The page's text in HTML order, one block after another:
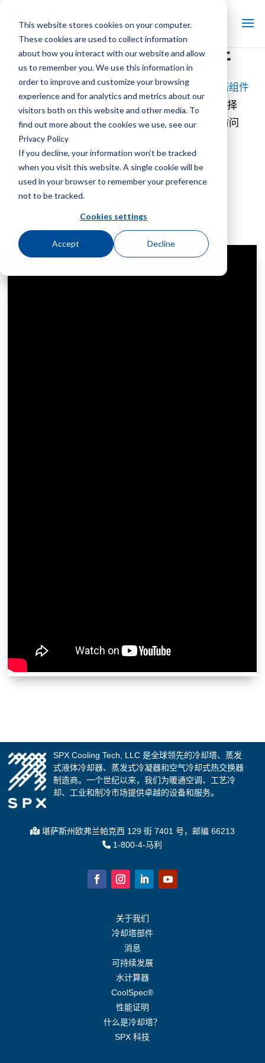
This website stores cookies on your computer.
These cookies are used to collect information
about how you interact with our website and allow
us to remember you. We use this information in
order to improve and customize your browsing
experience and for analytics and metrics about our
visitors both on this website and other media. To
find out more about the cookies we use, see our
Privacy Policy
If you decline, your information won’t be tracked
when you visit this website. A single cookie will be
used in your browser to remember your preference
not to be tracked.
Cookies settings
Accept Decline
Marley FIT 选择软件
Marley FIT 是一款选择工具，包括马利
冷却塔组件
和
热交换填充介质 在您的冷却塔设计中。
选择
Marley CTI-经过认证和工厂组装的产品，请访问
登记
登录
SPX Cooling Tech, LLC 是全球领先的冷却塔、蒸发
式液体冷却器、蒸发式冷凝器和空气冷却式热交换器
制造商。一个世纪以来，我们为暖通空调、工艺冷
却、工业和制冷市场提供卓越的设备和服务。
堪萨斯州欧弗兰帕克西 129 街 7401 号，邮编 66213
1-800-4-马利
关于我们
冷却塔部件
消息
可持续发展
水计算器
CoolSpec®
性能证明
什么是冷却塔？
SPX 科技